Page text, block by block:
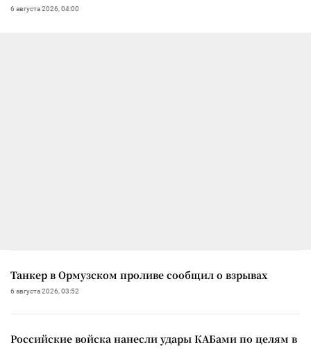
6 августа 2026, 04:00
Танкер в Ормузском проливе сообщил о взрывах
6 августа 2026, 03:52
Российские войска нанесли удары КАБами по целям в